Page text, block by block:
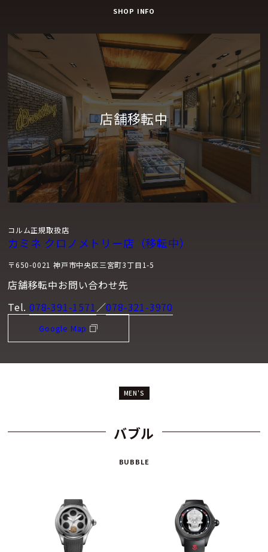
SHOP INFO
コルム正規取扱店
カミネ クロノメトリー店（移転中）
〒650-0021 神戸市中央区三宮町3丁目1-5
店舗移転中お問い合わせ先
Tel. 078-391-1571／078-321-3970
Google Map
MEN'S
バブル
BUBBLE